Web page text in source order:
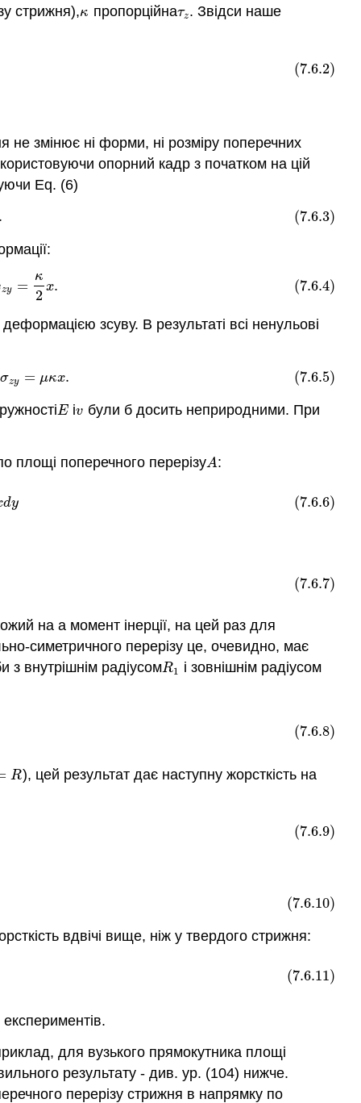
стрижня),κ
κ пропорційнаτz
τz. Звідси наше
(7.6.2)
змінює ні форми, ні розміру поперечних
опорний кадр з початком на цій
Eq. (6)
(7.6.3)
zy =
κ
2
x. (7.6.4)
.
зсуву. В результаті всі ненульові
σzy = μκx. (7.6.5)
μκx .
E
E іv
v були б досить неприродними. При
площі поперечного перерізуA
A:
dy (7.6.6)
(7.6.7)
на a момент інерції, на цей раз для
симетричного перерізу це, очевидно, має
з внутрішнім радіусомR1
R1 і зовнішнім радіусом
(7.6.8)
R
R
), цей результат дає наступну жорсткість на
(7.6.9)
(7.6.10)
вдвічі вище, ніж у твердого стрижня:
(7.6.11)
для вузького прямокутника площі
результату - див. ур. (104) нижче.
перерізу стрижня в напрямку по